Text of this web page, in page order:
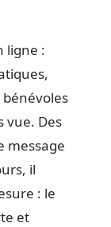
ligne :
vue. Des
message
il
: le
et